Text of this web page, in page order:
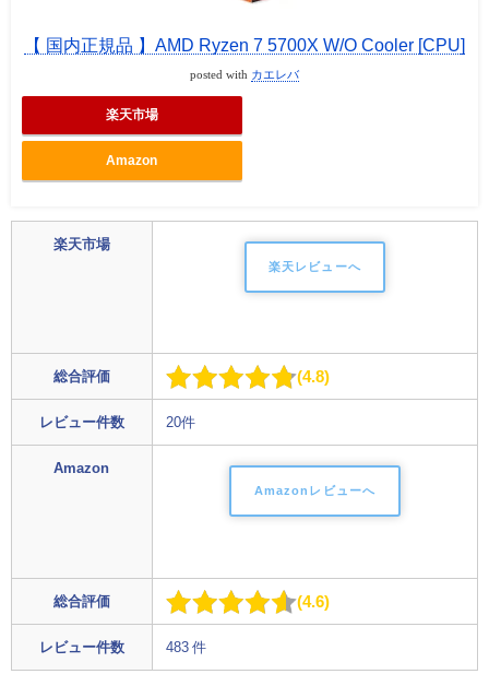
【 国内正規品 】AMD Ryzen 7 5700X W/O Cooler [CPU]
posted with カエレバ
楽天市場
Amazon
楽天市場
楽天レビューへ
総合評価 4.8
レビュー件数 20件
Amazon
Amazonレビューへ
総合評価 4.6
レビュー件数 483 件